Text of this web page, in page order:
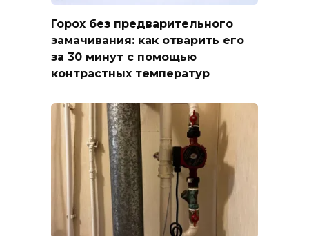
Горох без предварительного
замачивания: как отварить его
за 30 минут с помощью
контрастных температур